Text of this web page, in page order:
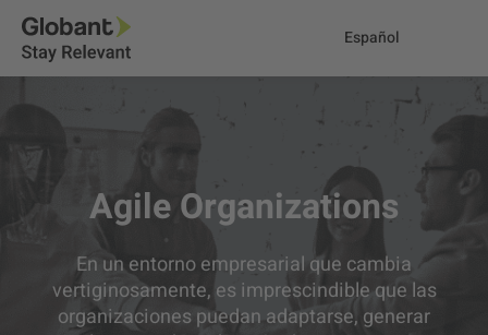
Español
Agile Organizations
En un entorno empresarial que cambia
vertiginosamente, es imprescindible que las
organizaciones puedan adaptarse, generar